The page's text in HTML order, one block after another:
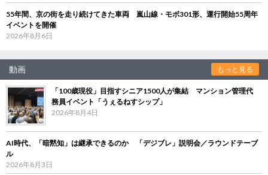
55年間、京の街を走り続けてきた車両 嵐山線・モボ301形、運行開始55周年
イベントを開催
2026年8月6日
動画 もっと見る
「100歳現役」目指すシニア1500人が集結 マンション管理代
務員イベント「うぇるねすシップ」
2026年8月4日
AI時代、「暗黙知」は継承できるのか 「デジブレ」説明会／ラウンドテーブ
ル
2026年8月3日